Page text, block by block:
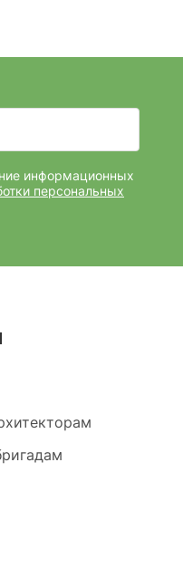
информационных
персональных